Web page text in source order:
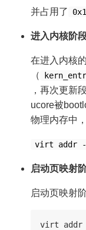
并占用了
进入内核阶
在进入内核
（
，再次更新
ucore被
物理内存中
virt addr -
启动页映射
启动页映射
virt addr -